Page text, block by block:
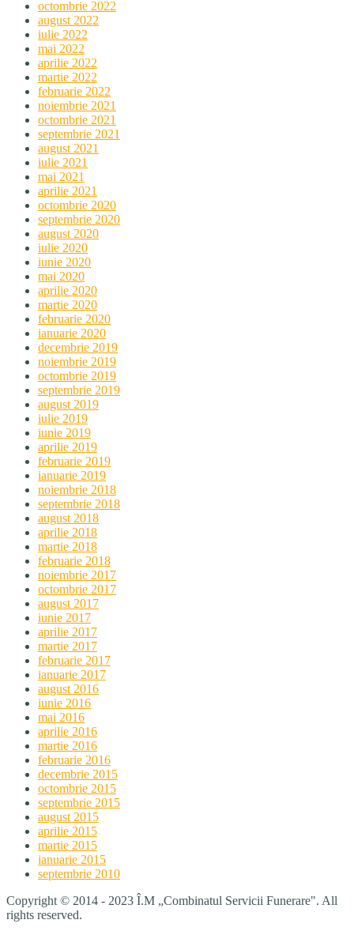
octombrie 2022
august 2022
iulie 2022
mai 2022
aprilie 2022
martie 2022
februarie 2022
noiembrie 2021
octombrie 2021
septembrie 2021
august 2021
iulie 2021
mai 2021
aprilie 2021
octombrie 2020
septembrie 2020
august 2020
iulie 2020
iunie 2020
mai 2020
aprilie 2020
martie 2020
februarie 2020
ianuarie 2020
decembrie 2019
noiembrie 2019
octombrie 2019
septembrie 2019
august 2019
iulie 2019
iunie 2019
aprilie 2019
februarie 2019
ianuarie 2019
noiembrie 2018
septembrie 2018
august 2018
aprilie 2018
martie 2018
februarie 2018
noiembrie 2017
octombrie 2017
august 2017
iunie 2017
aprilie 2017
martie 2017
februarie 2017
ianuarie 2017
august 2016
iunie 2016
mai 2016
aprilie 2016
martie 2016
februarie 2016
decembrie 2015
octombrie 2015
septembrie 2015
august 2015
aprilie 2015
martie 2015
ianuarie 2015
septembrie 2010
Copyright © 2014 - 2023 Î.M „Combinatul Servicii Funerare". All
rights reserved.